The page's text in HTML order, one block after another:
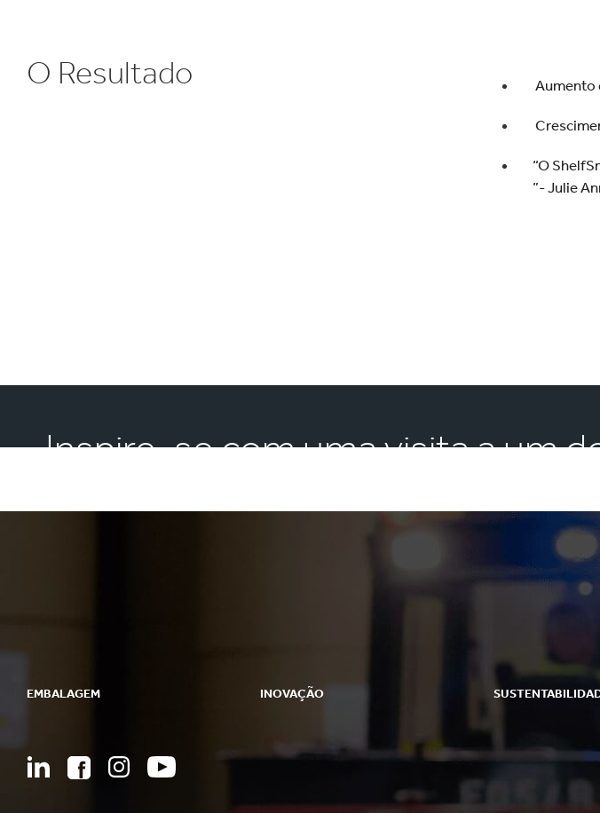
O Resultado Aumento
“O
”- Julie
Inspire-se com uma visita a um
EMBALAGEM
Displays
INOVAÇÃO
Áreas de P&D
Relatório de
Abordagem à